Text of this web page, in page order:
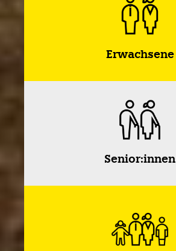
Erwachsene
Senior:innen